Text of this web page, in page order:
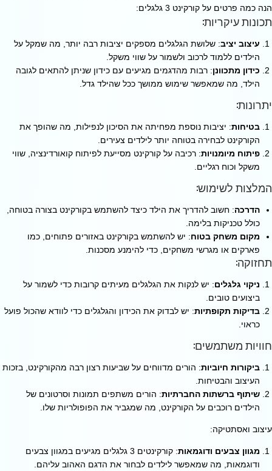
הנה כמה פרטים על קורקינט 3 גלגלים:
תכונות עיקריות:
עיצוב יציב: שלושת הגלגלים מספקים יציבות רבה יותר, מה שמקל על
הילדים ללמוד לרכוב ולשמור על שווי משקל.
כידון מתכוונן: רבות מהדגמים מגיעים עם כידון שניתן להתאים לגובה
הילד, מה שמאפשר שימוש ממושך ככל שהילד גדל.
יתרונות:
בטיחות: יציבות נוספת מפחיתה את הסיכון לנפילות, מה שהופך את
הקורקינט לבחירה בטוחה יותר לילדים צעירים.
פיתוח מיומנויות: רכיבה על קורקינט מסייעת לפיתוח קואורדינציה, שווי
משקל וכוח רגליים.
המלצות לשימוש:
הדרכה: חשוב להדריך את הילד כיצד להשתמש בקורקינט בצורה בטוחה,
כולל טכניקות בלימה.
מקום משחק בטוח: יש להשתמש בקורקינט באזורים פתוחים, כמו
פארקים או מגרשי משחקים, כדי להימנע מסכנות.
תחזוקה:
ניקוי גלגלים: יש לנקות את הגלגלים מעיתים קרובות כדי לשמור על
ביצועים טובים.
בדיקות תקופתיות: יש לבדוק את הכידון והגלגלים כדי לוודא שהכול פועל
כראוי.
חוויות משתמשים:
ביקורות חיוביות: הורים מדווחים על שביעות רצון רבה מהקורקינט, בזכות
העיצוב והבטיחות.
שיתוף ברשתות החברתיות: הורים משתפים תמונות וסרטונים של
הילדים רוכבים על הקורקינט, מה שמגביר את הפופולריות שלו.
עיצוב ואסתטיקה:
מגוון צבעים ודוגמאות
: קורקינטים 3 גלגלים מגיעים במגוון צבעים
ודוגמאות, מה שמאפשר לילדים לבחור את הדגם האהוב עליהם.